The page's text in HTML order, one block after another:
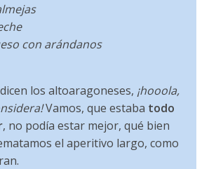
con arándanos
los altoaragoneses, ¡hooola,
Vamos, que estaba todo
, no podía estar mejor, qué bien
el aperitivo largo, como